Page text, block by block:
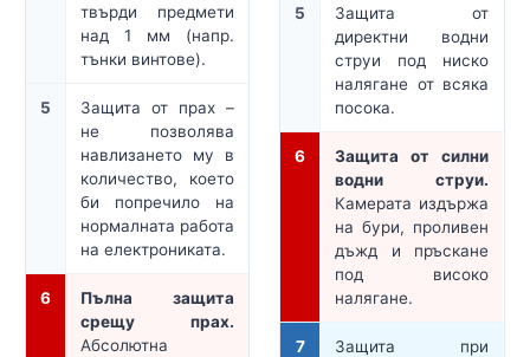
твърди предмети
над 1 мм (напр.
тънки винтове).
5
Защита от прах –
не позволява
навлизането му в
количество, което
би попречило на
нормалната работа
на електрониката.
6
Пълна защита
срещу прах.
Абсолютна
5
Защита от
директни водни
струи под ниско
налягане от всяка
посока.
6
Защита от силни
водни струи.
Камерата издържа
на бури, проливен
дъжд и пръскане
под високо
налягане.
7
Защита при